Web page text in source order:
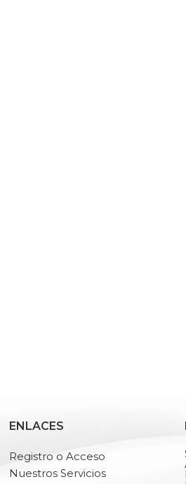
ENLACES
Registro o Acceso
Nuestros Servicios